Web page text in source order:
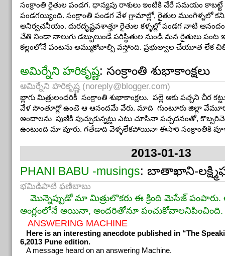
సంక్రాంతి రైతుల పండగ. ధాన్యపు రాశులు ఇంటికి చేరే సమయం
పండగయ్యింది. సంక్రాంతి పండగ వేళ గ్రామాల్లో, రైతుల ముంగిళ్ళలో
అనిర్వచనీయం. దురదృష్టవశాత్తూ రైతుల కళ్ళల్లో పండగ నాటి
చేతి నిండా నాలుగు డబ్బులుండే పరిస్థితుల నుండి మన రైతులు పంట
కల్లంలోనే పంటను అమ్ముకోవాల్సి వస్తోంది. ప్రభుత్వాల చేయూత లేక
అమిర్నేని హరికృష్ణ: సంక్రాంతి శుభాకాంక్షలు
అమిర్నేని హరికృష్ణ (noreply@blogger.com)
బ్లాగు మిత్రులందరికీ సంక్రాంతి శుభాకాంక్షలు. పల్లె ఆకు పచ్చని చీర
వేళ సొంతూర్లో ఉంటె ఆ ఆనందమే వేరు. మాది గుంటూరు జిల్లా
అందాలను పుణికి పుచ్చుకున్నట్టు ఎటు చూసినా పచ్చదనంతో,
ఉంటుంది మా వూరు. గతేడాది వెళ్ళలేకపోయినా ఈసారి సంక్రాంతికి
2013-01-13
PHANI BABU -musings: బాతాఖాని-
భమిడిపాటి ఫణిబాబు
మొన్నెప్పుడో మా మిత్రులొకరు ఈ క్రింది మెసేజ్ పంపారు.
అంగ్లంలోనే అయినా, అందరితోనూ పంచుకోవాలనిపించింది.
ANSWERING MACHINE
Here is an interesting anecdote published in “The
6,2013 Pune edition.
A message heard on an answering Machine.